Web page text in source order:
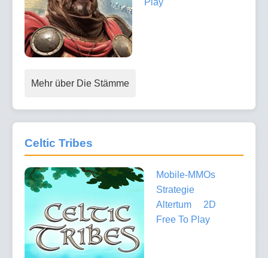
Mehr über Die Stämme
Celtic Tribes
Mobile-MMOs
Strategie
Altertum
2D
Free To Play